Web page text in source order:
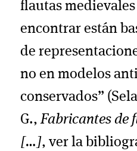
flautas
encontrar están
de
no en modelos
conservados”
G.,Fabricantes de
[…], ver la